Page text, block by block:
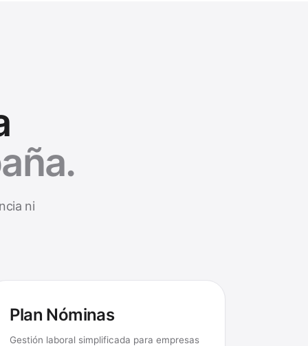
ni
Plan Nóminas
Gestión laboral simplificada para empresas